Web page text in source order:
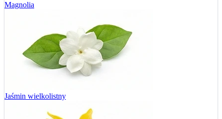
Magnolia
Jaśmin wielkolistny